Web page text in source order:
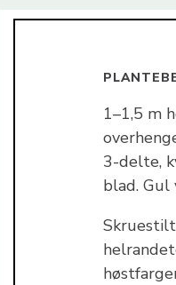
1–1,5 m
3-delte,
blad. Gul